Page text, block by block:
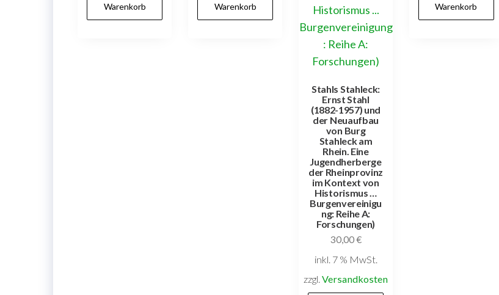
Warenkorb
Warenkorb
Stahls Stahleck:
Ernst Stahl
(1882-1957) und
der Neuaufbau
von Burg
Stahleck am
Rhein. Eine
Jugendherberge
der Rheinprovinz
im Kontext von
Historismus …
Burgenvereinigu
ng: Reihe A:
Forschungen)
30,00€
inkl. 7 % MwSt.
zzgl.Versandkosten
Warenkorb